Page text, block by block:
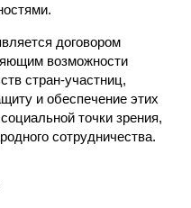
договором
возможности
стран-участниц,
и обеспечение этих
точки зрения,
сотрудничества.